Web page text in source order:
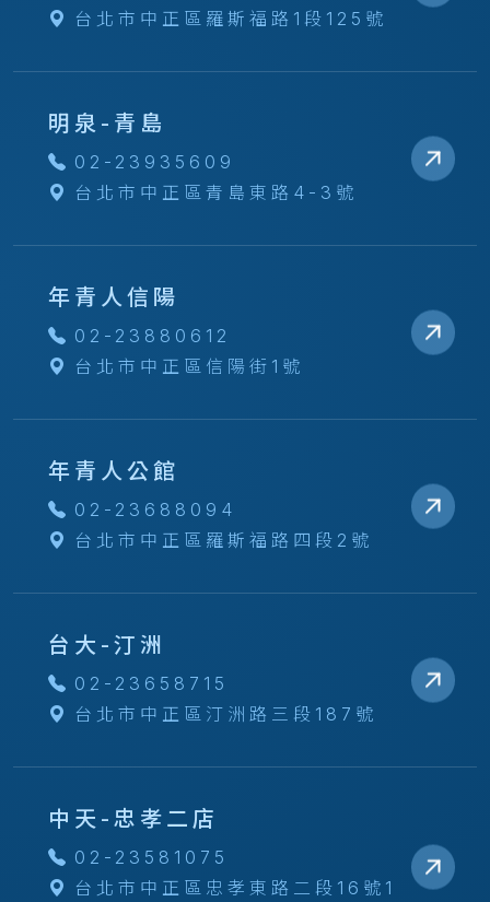
台北市中正區羅斯福路1段125號
明泉-青島
02-23935609
台北市中正區青島東路4-3號
年青人信陽
02-23880612
台北市中正區信陽街1號
年青人公館
02-23688094
台北市中正區羅斯福路四段2號
台大-汀洲
02-23658715
台北市中正區汀洲路三段187號
中天-忠孝二店
02-23581075
台北市中正區忠孝東路二段16號1